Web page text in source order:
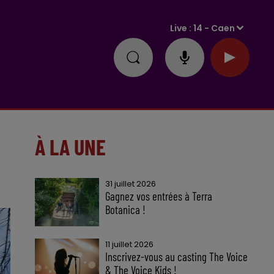
Live :14 - Caen
À LA UNE
31 juillet 2026
Gagnez vos entrées à Terra
Botanica !
11 juillet 2026
Inscrivez-vous au casting The Voice
& The Voice Kids !